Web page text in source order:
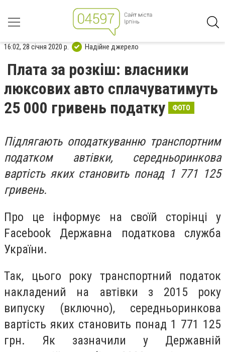
16:02, 28 січня 2020 р. Надійне джерело
Плата за розкіш: власники
люксових авто сплачуватимуть
25 000 гривень податку
ФОТО
Підлягають оподаткуванню транспортним
податком автівки, середньоринкова
вартість яких становить понад 1 771 125
гривень.
Про це інформує на своїй сторінці у
Facebook Державна податкова служба
України.
Так, цього року транспортний податок
накладений на автівки з 2015 року
випуску (включно), середньоринкова
вартість яких становить понад 1 771 125
грн. Як зазначили у Державній